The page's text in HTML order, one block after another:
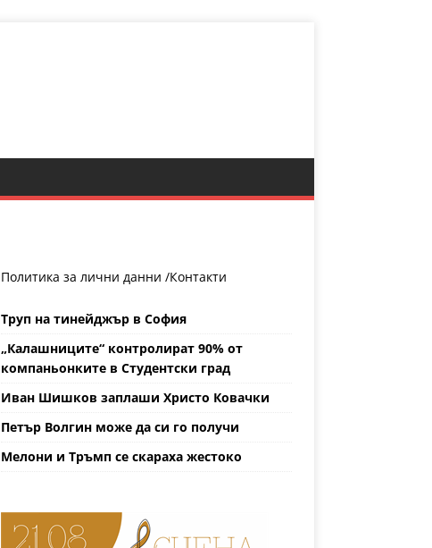
Политика за лични данни /Контакти
Труп на тинейджър в София
„Калашниците“ контролират 90% от
компаньонките в Студентски град
Иван Шишков заплаши Христо Ковачки
Петър Волгин може да си го получи
Мелони и Тръмп се скараха жестоко